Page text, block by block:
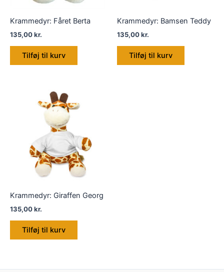
Krammedyr: Fåret Berta
135,00kr.
Tilføj til kurv
Krammedyr: Bamsen Teddy
135,00kr.
Tilføj til kurv
Krammedyr: Giraffen Georg
135,00kr.
Tilføj til kurv